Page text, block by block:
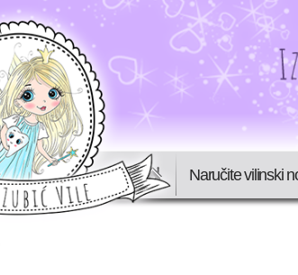
Naručite vilinski